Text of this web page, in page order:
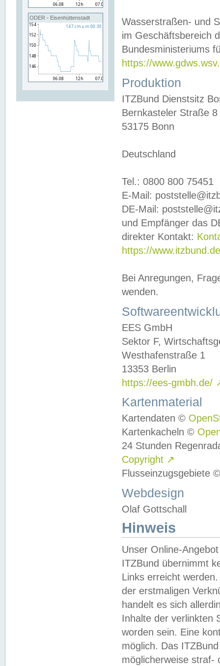
ODER - Eisenhüttenstadt
Wasserstraßen- und
im Geschäftsbereich
Bundesministeriums
https://
Produktion
ITZBund Dienstsitz
Bernkasteler Straße 8
53175 Bonn
Deutschland
Tel.: 0800 800 75451
E-Mail:
DE-Mail:
und Empfänger das
direkter Kontakt:
https://
Bei Anregungen,
wenden.
EES GmbH
Sektor F,
Westhafenstraße 1
13353 Berlin
https://ees-gmbh.de/
Kartenmaterial
Kartendaten ©
Kartenkacheln ©
24 Stunden
Copyright ↗
Flusseinzugsgebiete
Webdesign
Olaf Gottschall
Hinweis
Unser Online-
ITZBund übernimmt
Links erreicht
der erstmaligen
handelt es sich
Inhalte der verlinkten
worden sein. Eine
möglich. Das
möglicherweise straf-